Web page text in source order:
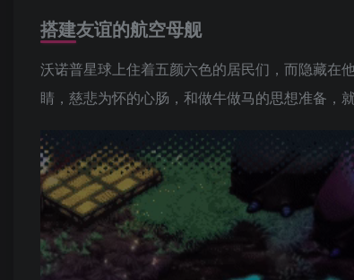
搭建友谊的航空母舰
沃诺普星球上住着五颜六色的居民们，而隐藏在
睛，慈悲为怀的心肠，和做牛做马的思想准备，